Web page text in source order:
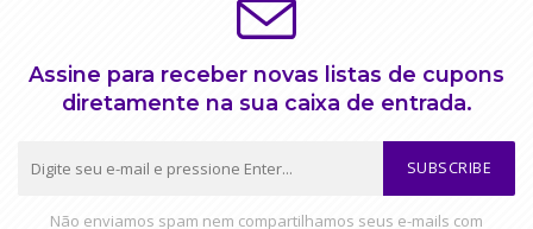
Assine para receber novas listas de cupons
diretamente na sua caixa de entrada.
SUBSCRIBE
Não enviamos spam nem compartilhamos seus e-mails com